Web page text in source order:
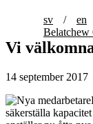
sv / en
Belatchew
Vi
14 september 2017
säkerställa